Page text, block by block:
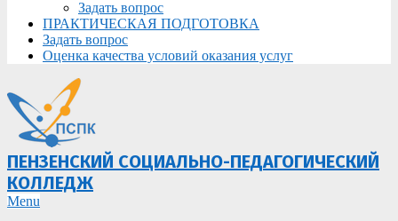
Задать вопрос
ПРАКТИЧЕСКАЯ ПОДГОТОВКА
Задать вопрос
Оценка качества условий оказания услуг
ПЕНЗЕНСКИЙ СОЦИАЛЬНО-ПЕДАГОГИЧЕСКИЙ
КОЛЛЕДЖ
Primary
Menu